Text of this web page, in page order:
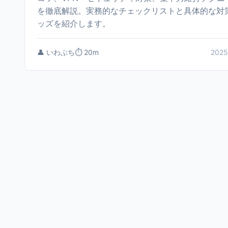
を徹底解説。実務的なチェックリストと具体的な対
ッズを紹介します。
👤 いわぶち⏱️ 20m